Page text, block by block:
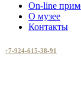
On-line
О музее
Контакты
+7-924-615-38-91